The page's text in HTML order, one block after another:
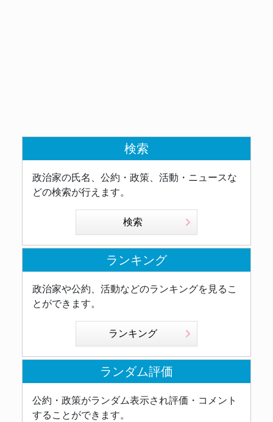
検索
政治家の氏名、公約・政策、活動・ニュースな
どの検索が行えます。
検索
ランキング
政治家や公約、活動などのランキングを見るこ
とができます。
ランキング
ランダム評価
公約・政策がランダム表示され評価・コメント
することができます。